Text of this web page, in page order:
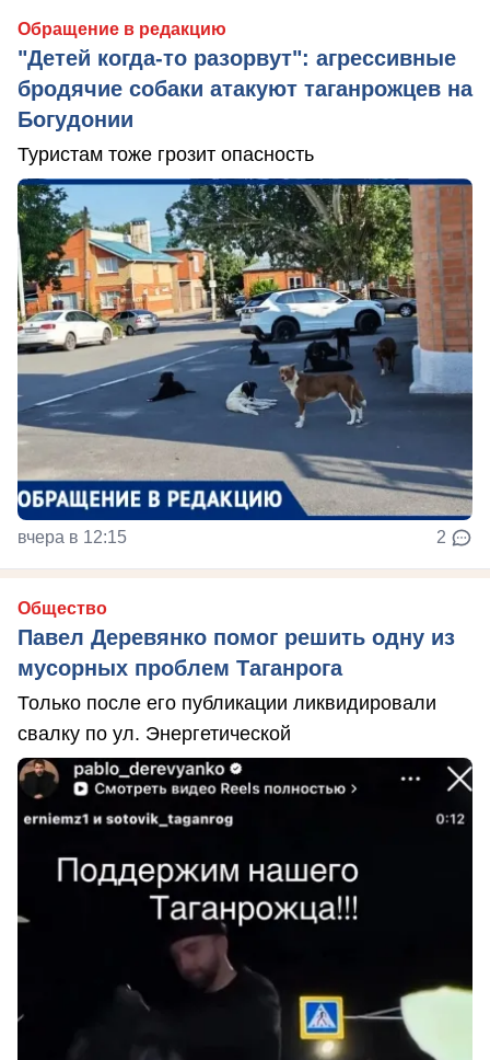
Обращение в редакцию
"Детей когда-то разорвут": агрессивные
бродячие собаки атакуют таганрожцев на
Богудонии
Туристам тоже грозит опасность
вчера в 12:15 2
Общество
Павел Деревянко помог решить одну из
мусорных проблем Таганрога
Только после его публикации ликвидировали
свалку по ул. Энергетической